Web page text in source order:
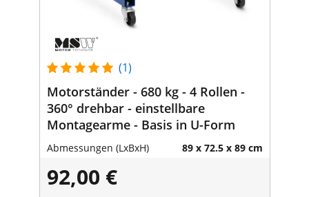
(1)
Motorständer - 680 kg - 4 Rollen -
360° drehbar - einstellbare
Montagearme - Basis in U-Form
Abmessungen (LxBxH) 89 x 72.5 x 89 cm
92,00 €